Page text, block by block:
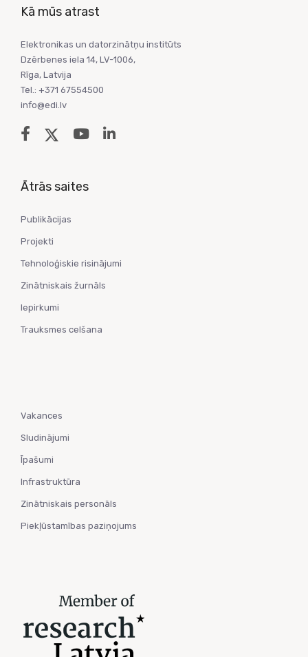
Kā mūs atrast
Elektronikas un datorzinātņu institūts
Dzērbenes iela 14, LV-1006,
Rīga, Latvija
Tel.: +371 67554500
info@edi.lv
Ātrās saites
Publikācijas
Projekti
Tehnoloģiskie risinājumi
Zinātniskais žurnāls
Iepirkumi
Trauksmes celšana
Vakances
Sludinājumi
Īpašumi
Infrastruktūra
Zinātniskais personāls
Piekļūstamības paziņojums